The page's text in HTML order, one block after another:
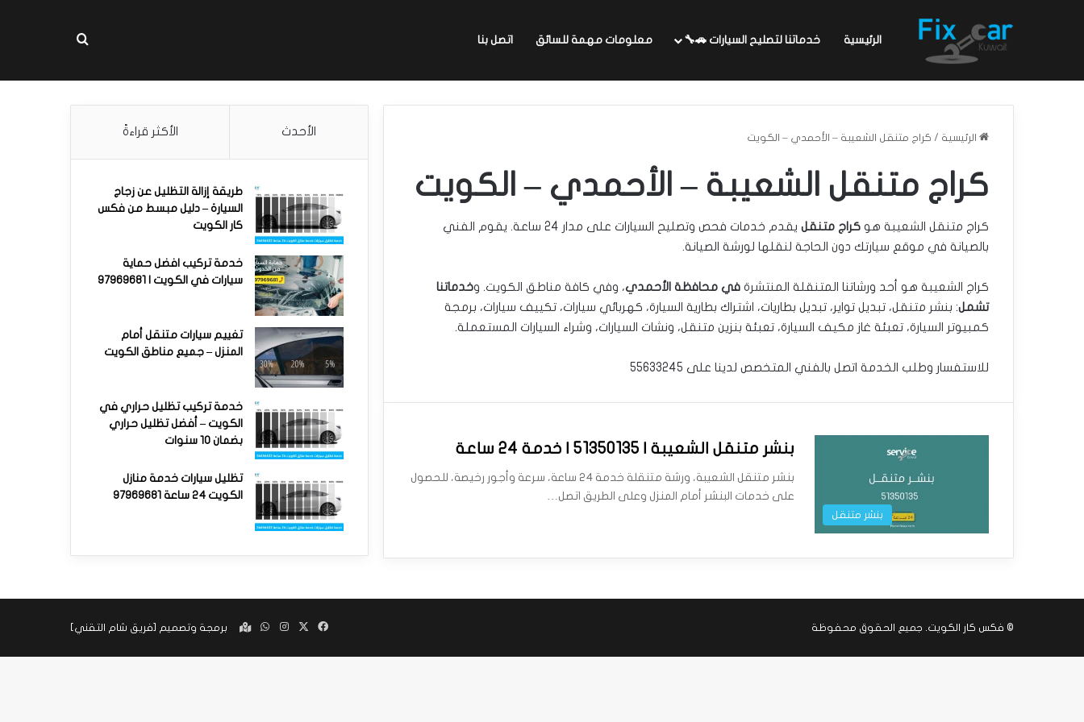
الرئيسية خدماتنا لتصليح السيارات 🚗🔧 معلومات مهمة للسائق اتصل بنا بحث عن
الرئيسية / كراج متنقل الشعيبة – الأحمدي – الكويت
كراج متنقل الشعيبة – الأحمدي – الكويت
كراج متنقل الشعيبة هو كراج متنقل
يقدم خدمات فحص وتصليح السيارات على مدار 24 ساعة. يقوم الفني
بالصيانة في موقع سيارتك دون الحاجة لنقلها لورشة الصيانة.
كراج الشعيبة هو أحد ورشاتنا المتنقلة المنتشرة في محافظة الأحمدي، وفي كافة مناطق الكويت. وخدماتنا
تشمل: بنشر متنقل، تبديل تواير، تبديل بطاريات، اشتراك بطارية السيارة، كهربائي سيارات، تكييف سيارات، برمجة
كمبيوتر السيارة، تعبئة غاز مكيف السيارة، تعبئة بنزين متنقل، ونشات السيارات، وشراء السيارات المستعملة.
للاستفسار وطلب الخدمة اتصل بالفني المتخصص لدينا على 55633245
بنشر متنقل
بنشر متنقل الشعيبة | 51350135 | خدمة 24 ساعة
بنشر متنقل الشعيبة، ورشة متنقلة خدمة 24 ساعة، سرعة وأجور رخيصة، للحصول
على خدمات البنشر أمام المنزل وعلى الطريق اتصل…
الأحدث الأكثر قراءةً
طريقة إزالة التظليل عن زجاج
السيارة – دليل مبسط من فكس
كار الكويت
خدمة تركيب افضل حماية
سيارات في الكويت | 97969681
تغييم سيارات متنقل أمام
المنزل – جميع مناطق الكويت
خدمة تركيب تظليل حراري في
الكويت – أفضل تظليل حراري
بضمان 10 سنوات
تظليل سيارات خدمة منازل
الكويت 24 ساعة 97969681
© فكس كار الكويت. جميع الحقوق محفوظة برمجة وتصميم [فريق شام التقني] فيسبوكانستقرام
واتسابGoogle